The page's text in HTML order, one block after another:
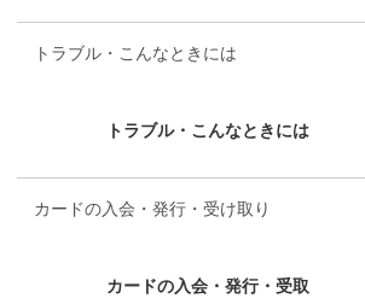
トラブル・こんなときには
カードの入会・発行・受け取り